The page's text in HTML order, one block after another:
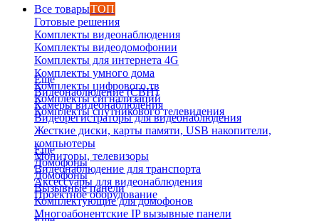
Все товарыТОП
Готовые решения
Комплекты видеонаблюдения
Комплекты видеодомофонии
Комплекты для интернета 4G
Комплекты умного дома
Комплекты цифрового тв
Комплекты сигнализаций
Комплекты спутникового телевидения
Еще
Видеонаблюдение (СВН)
Камеры видеонаблюдения
Видеорегистраторы для видеонаблюдения
Жесткие диски, карты памяти, USB накопители,
компьютеры
Мониторы, телевизоры
Видеонаблюдение для транспорта
Аксессуары для видеонаблюдения
Проектное оборудование
Еще
Домофоны
Домофоны
Вызывные панели
Комплектующие для домофонов
Многоабонентские IP вызывные панели